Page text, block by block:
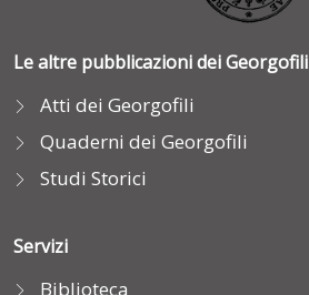
Le altre pubblicazioni dei Georgofili
Atti dei Georgofili
Quaderni dei Georgofili
Studi Storici
Servizi
Biblioteca